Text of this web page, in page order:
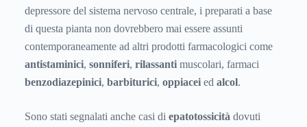
depressore del sistema nervoso centrale, i preparati a base
di questa pianta non dovrebbero mai essere assunti
contemporaneamente ad altri prodotti farmacologici come
antistaminici, sonniferi, rilassanti muscolari, farmaci
benzodiazepinici, barbiturici, oppiacei ed alcol.
Sono stati segnalati anche casi di epatotossicità dovuti